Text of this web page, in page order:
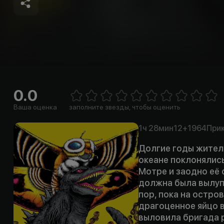
0.0
Ваша оценка 1 Star2 Stars3 Stars4 Stars5 Stars6 Stars7 Stars8 Stars
заполните звезды, чтобы оценить
1ч 28мин12+1964
Долгие годы
океане
Мотре и заодно её
должна была
пор, пока на
драгоценное яйцо
выловила бригада